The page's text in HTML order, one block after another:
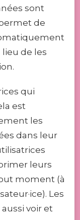
sont
de
de les
qui
est
les
dans leur
leurs
moment (à
Les
voir et